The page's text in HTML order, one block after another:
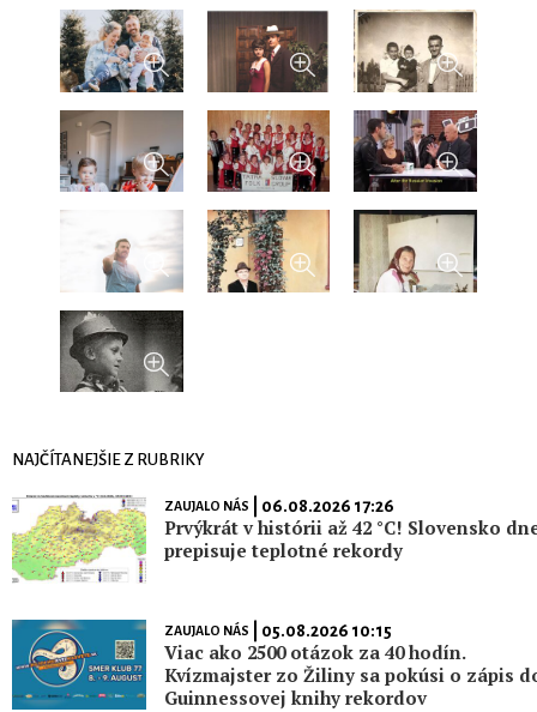
NAJČÍTANEJŠIE Z RUBRIKY
ZAUJALO NÁS | 06.08.2026 17:26
Prvýkrát v histórii až 42 °C! Slovensko
prepisuje teplotné rekordy
ZAUJALO NÁS | 05.08.2026 10:15
Viac ako 2500 otázok za 40 hodín.
Kvízmajster zo Žiliny sa pokúsi o zápis
Guinnessovej knihy rekordov